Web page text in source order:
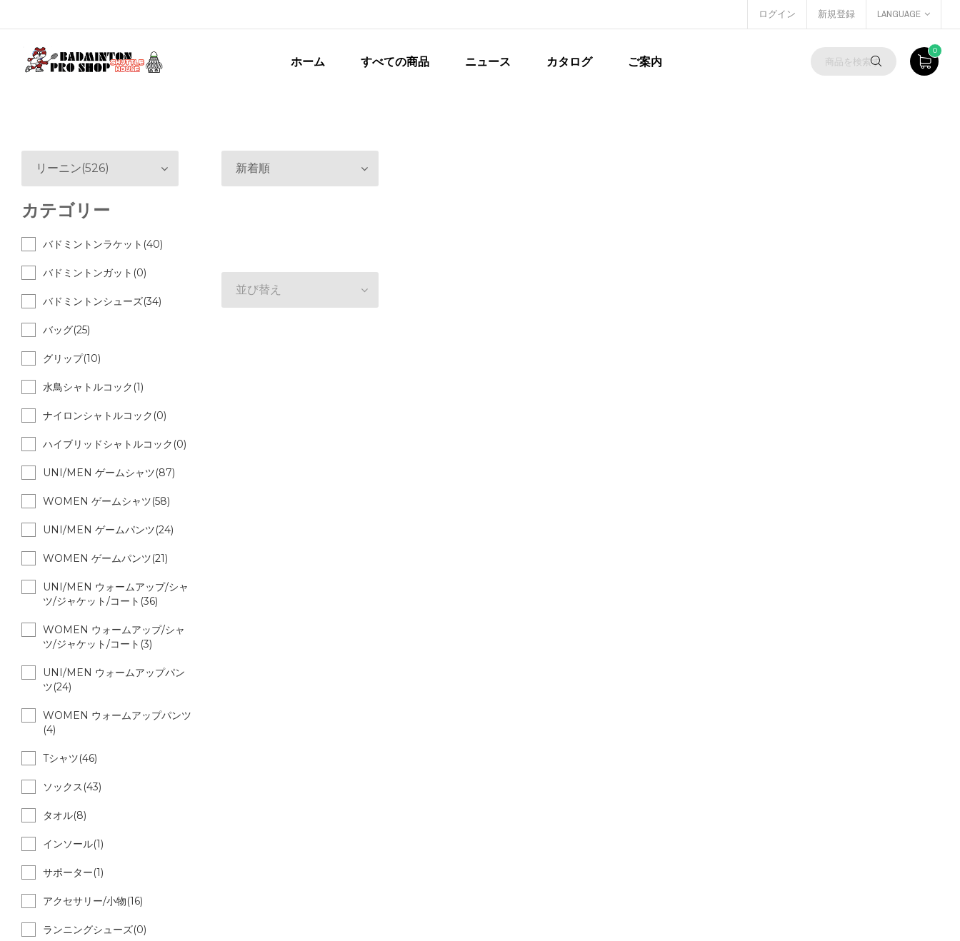
ログイン 新規登録 LANGUAGE
ホーム すべての商品 ニュース カタログ ご案内
0
新着順
並び替え
リーニン(526)
カテゴリー
バドミントンラケット(40)
バドミントンガット(0)
バドミントンシューズ(34)
バッグ(25)
グリップ(10)
水鳥シャトルコック(1)
ナイロンシャトルコック(0)
ハイブリッドシャトルコック(0)
UNI/MEN ゲームシャツ(87)
WOMEN ゲームシャツ(58)
UNI/MEN ゲームパンツ(24)
WOMEN ゲームパンツ(21)
UNI/MEN ウォームアップ/シャ
ツ/ジャケット/コート(36)
WOMEN ウォームアップ/シャ
ツ/ジャケット/コート(3)
UNI/MEN ウォームアップパン
ツ(24)
WOMEN ウォームアップパンツ
(4)
Tシャツ(46)
ソックス(43)
タオル(8)
インソール(1)
サポーター(1)
アクセサリー/小物(16)
ランニングシューズ(0)